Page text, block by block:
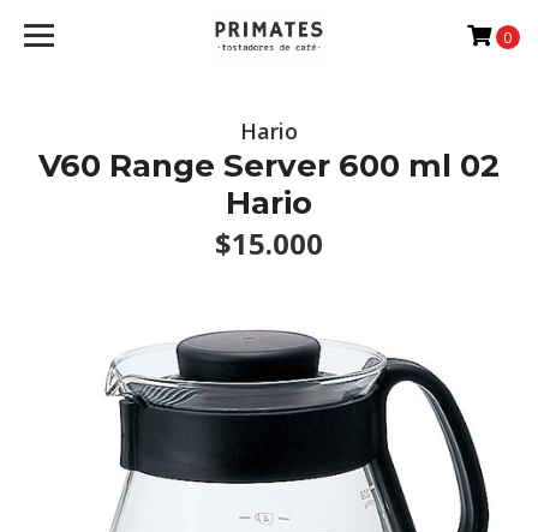
0
Hario
V60 Range Server 600 ml 02
Hario
$15.000